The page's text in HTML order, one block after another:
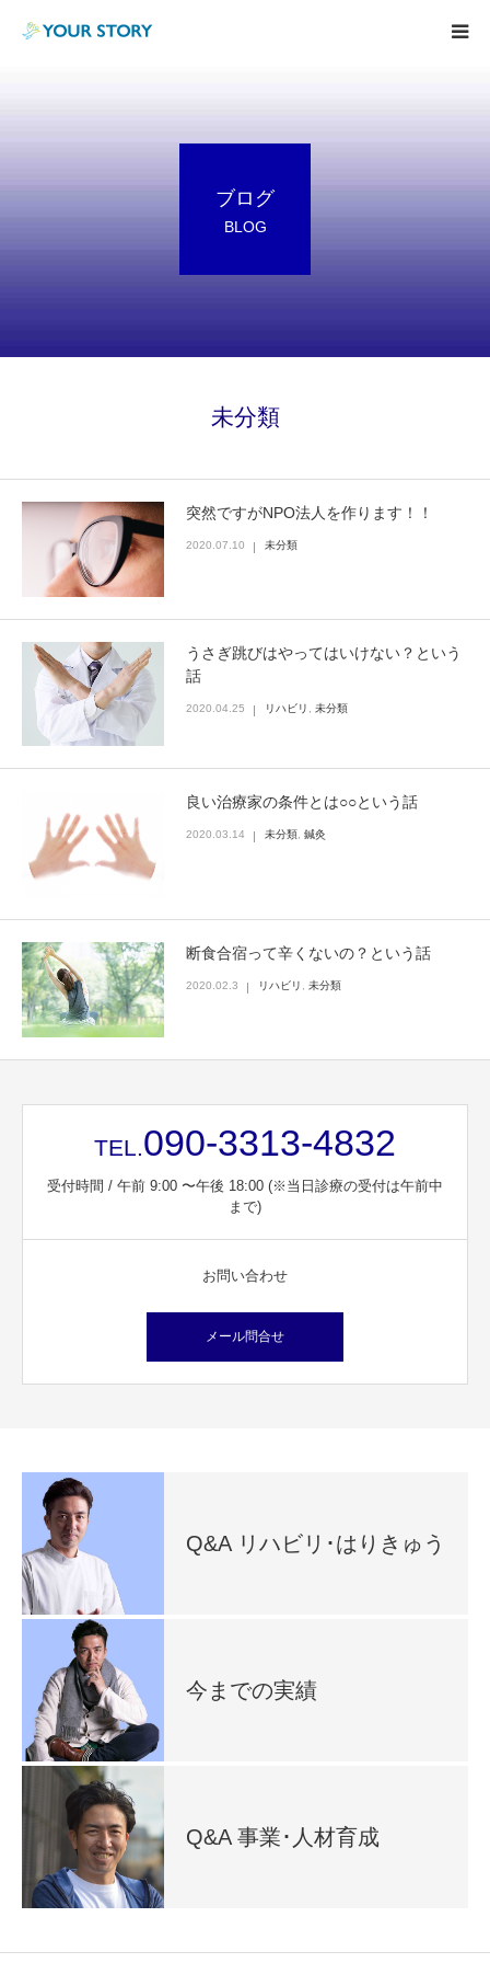
ブログ
BLOG
未分類
突然ですがNPO法人を作ります！！
2020.07.10 未分類
うさぎ跳びはやってはいけない？という
話
2020.04.25 リハビリ 未分類
良い治療家の条件とは○○という話
2020.03.14 未分類 鍼灸
断食合宿って辛くないの？という話
2020.02.3 リハビリ 未分類
TEL.090-3313-4832
受付時間 / 午前 9:00 〜午後 18:00 (※当日診療の受付は午前中
まで)
お問い合わせ
メール問合せ
Q&A リハビリ･はりきゅう
今までの実績
Q&A 事業･人材育成